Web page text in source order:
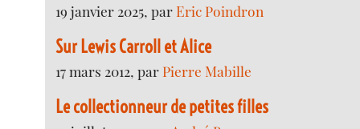
19 janvier 2025, parEric Poindron
Sur Lewis Carroll et Alice
17 mars 2012, par Pierre Mabille
Le collectionneur de petites filles